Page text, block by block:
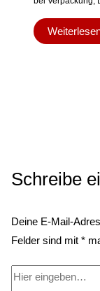
Schreibe
Deine E-Mail-
Felder sind mit*
Hier